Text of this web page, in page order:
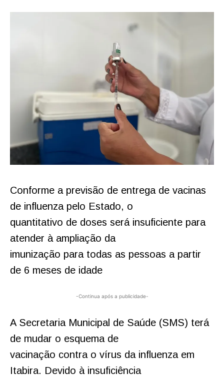
Conforme a previsão de entrega de vacinas
de influenza pelo Estado, o
quantitativo de doses será insuficiente para
atender à ampliação da
imunização para todas as pessoas a partir
de 6 meses de idade
-Continua após a publicidade-
A Secretaria Municipal de Saúde (SMS) terá
de mudar o esquema de
vacinação contra o vírus da influenza em
Itabira. Devido à insuficiência